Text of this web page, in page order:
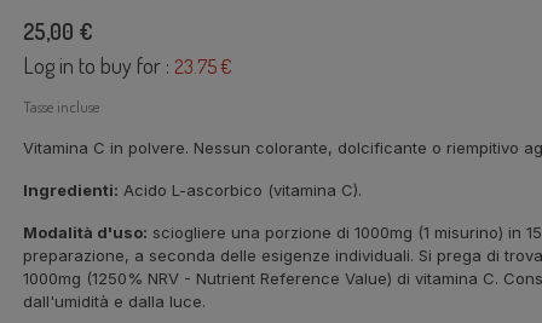
25,00 €
Log in to buy for : 23.75 €
Tasse incluse
Vitamina C in polvere. Nessun colorante, dolcificante o riempitivo
Ingredienti: Acido L-ascorbico (vitamina C).
Modalità d'uso: sciogliere una porzione di 1000mg (1 misurino) in
preparazione, a seconda delle esigenze individuali. Si prega di
1000mg (1250% NRV - Nutrient Reference Value) di vitamina C.
dall'umidità e dalla luce.